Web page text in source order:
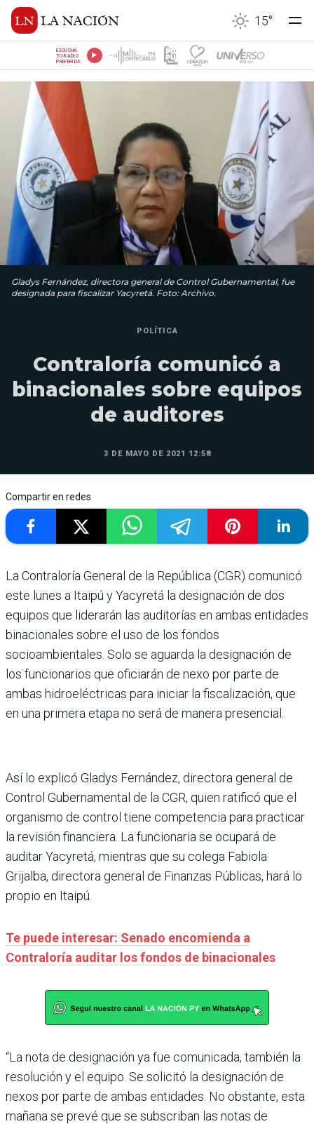
15°
ESCUCHÁ
TU RADIO
PREFERIDA
Gladys Fernández, directora general de Control Gubernamental, fue
designada para fiscalizar Yacyretá. Foto: Archivo.
POLÍTICA
Contraloría comunicó a
binacionales sobre equipos
de auditores
3 DE MAYO DE 2021 12:58
Compartir en redes
La Contraloría General de la República (CGR) comunicó
este lunes a Itaipú y Yacyretá la designación de dos
equipos que liderarán las auditorías en ambas entidades
binacionales sobre el uso de los fondos
socioambientales. Solo se aguarda la designación de
los funcionarios que oficiarán de nexo por parte de
ambas hidroeléctricas para iniciar la fiscalización, que
en una primera etapa no será de manera presencial.
Así lo explicó Gladys Fernández, directora general de
Control Gubernamental de la CGR, quien ratificó que el
organismo de control tiene competencia para practicar
la revisión financiera. La funcionaria se ocupará de
auditar Yacyretá, mientras que su colega Fabiola
Grijalba, directora general de Finanzas Públicas, hará lo
propio en Itaipú.
Te puede interesar: Senado encomienda a
Contraloría auditar los fondos de binacionales
“La nota de designación ya fue comunicada, también la
resolución y el equipo. Se solicitó la designación de
nexos por parte de ambas entidades. No obstante, esta
mañana se prevé que se subscriban las notas de